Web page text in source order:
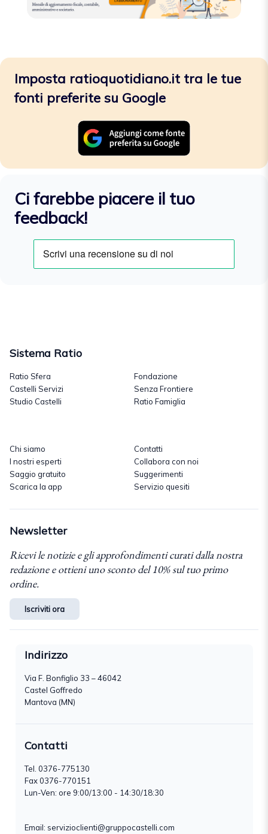
Imposta ratioquotidiano.it tra le tue
fonti preferite su Google
Ci farebbe piacere il tuo
feedback!
Sistema Ratio
Ratio Sfera
Castelli Servizi
Studio Castelli
Fondazione
Senza Frontiere
Ratio Famiglia
Chi siamo
I nostri esperti
Saggio gratuito
Scarica la app
Contatti
Collabora con noi
Suggerimenti
Servizio quesiti
Newsletter
Ricevi le notizie e gli approfondimenti curati dalla nostra
redazione e ottieni uno sconto del 10% sul tuo primo
ordine.
Iscriviti ora
Indirizzo
Via F. Bonfiglio 33 – 46042
Castel Goffredo
Mantova (MN)
Contatti
Tel. 0376-775130
Fax 0376-770151
Lun-Ven: ore 9:00/13:00 - 14:30/18:30
Email: servizioclienti@gruppocastelli.com